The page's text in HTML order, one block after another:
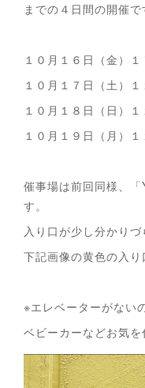
までの４日間の開催で
１０月１６日（金）
１０月１７日（土）
１０月１８日（日）
１０月１９日（月）
催事場は前回同様、
す。
入り口が少し分かり
下記画像の黄色の入り
※エレベーターがない
ベビーカーなどお気を